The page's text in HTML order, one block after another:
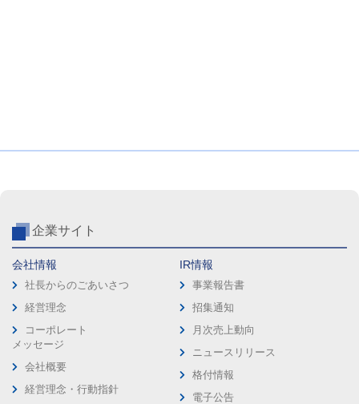
企業サイト
会社情報
社長からのごあいさつ
経営理念
コーポレート
メッセージ
会社概要
経営理念・行動指針
IR情報
事業報告書
招集通知
月次売上動向
ニュースリリース
格付情報
電子公告